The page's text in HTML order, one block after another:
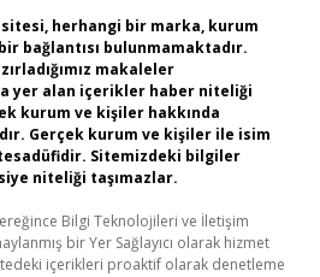
herhangi bir marka, kurum
bağlantısı bulunmamaktadır.
makaleler
yer alan içerikler haber niteliği
kurum ve kişiler hakkında
Gerçek kurum ve kişiler ile isim
Sitemizdeki bilgiler
niteliği taşımazlar.
Bilgi Teknolojileri ve İletişim
bir Yer Sağlayıcı olarak hizmet
içerikleri proaktif olarak denetleme